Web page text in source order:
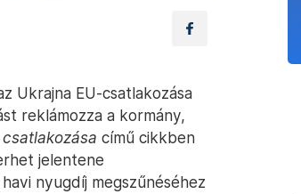
Ukrajna EU-csatlakozása
reklámozza a kormány,
című cikkben
jelentene
nyugdíj megszűnéséhez